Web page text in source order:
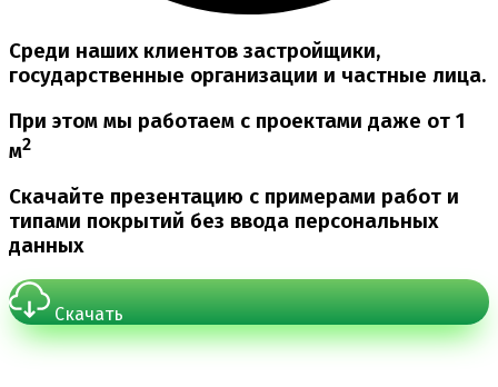
Среди наших клиентов застройщики,
государственные организации и частные лица.
При этом мы работаем с проектами даже от 1
м2
Скачайте презентацию с примерами работ и
типами покрытий без ввода персональных
данных
Скачать